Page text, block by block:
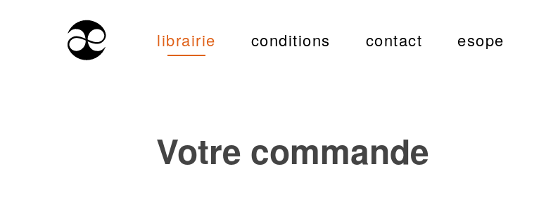
librairie conditions contact esope
Votre commande